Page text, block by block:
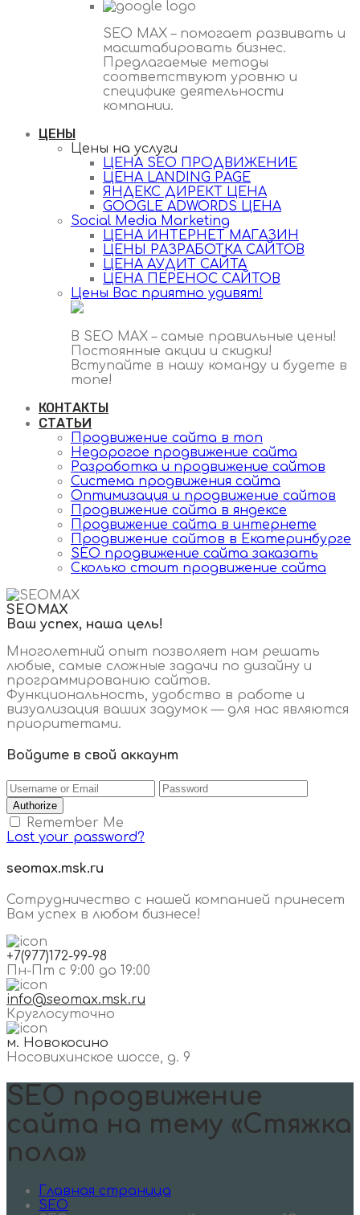
SEO MAX – помогает развивать и
масштабировать бизнес.
Предлагаемые методы
соответствуют уровню и
специфике деятельности
компании.
ЦЕНЫ
Цены на услуги
ЦЕНА SEO ПРОДВИЖЕНИЕ
ЦЕНА LANDING PAGE
ЯНДЕКС ДИРЕКТ ЦЕНА
GOOGLE ADWORDS ЦЕНА
Social Media Marketing
ЦЕНА ИНТЕРНЕТ МАГАЗИН
ЦЕНЫ РАЗРАБОТКА САЙТОВ
ЦЕНА АУДИТ САЙТА
ЦЕНА ПЕРЕНОС САЙТОВ
Цены Вас приятно удивят!
В SEO MAX – самые правильные цены!
Постоянные акции и скидки!
Вступайте в нашу команду и будете в
топе!
КОНТАКТЫ
СТАТЬИ
Продвижение сайта в топ
Недорогое продвижение сайта
Разработка и продвижение сайтов
Cистема продвижения сайта
Оптимизация и продвижение сайтов
Продвижение сайта в яндексе
Продвижение сайта в интернете
Продвижение сайтов в Екатеринбурге
SEO продвижение сайта заказать
Сколько стоит продвижение сайта
SEOMAX
Ваш успех, наша цель!
Многолетний опыт позволяет нам решать
любые, самые сложные задачи по дизайну и
программированию сайтов.
Функциональность, удобство в работе и
визуализация ваших задумок — для нас являются
приоритетами.
Войдите в свой аккаунт
Authorize
Remember Me
Lost your password?
seomax.msk.ru
Сотрудничество с нашей компанией принесет
Вам успех в любом бизнесе!
+7(977)172-99-98
Пн-Пт с 9:00 до 19:00
info@seomax.msk.ru
Круглосуточно
м. Новокосино
Носовихинское шоссе, д. 9
SEO продвижение
сайта на тему «Стяжка
пола»
Главная страница
SEO